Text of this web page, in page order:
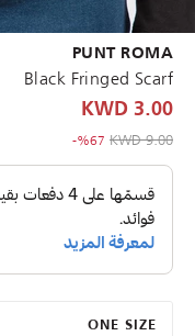
PUNT ROMA
Black Fringed Scarf
3.00 KWD
Price reduced from
9.00 KWD
to 3.00 KWD
%67-
ONE SIZE